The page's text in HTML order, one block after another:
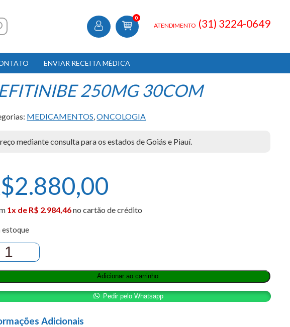
0
ATENDIMENTO (31) 3224-0649
ENVIAR RECEITA MÉDICA
250MG 30COM
MEDICAMENTOS,ONCOLOGIA
mediante consulta para os estados de Goiás e Piauí.
2.880,00
1x de R$ 2.984,46no cartão de crédito
estoque
Adicionar ao carrinho
Pedir pelo Whatsapp
Adicionais